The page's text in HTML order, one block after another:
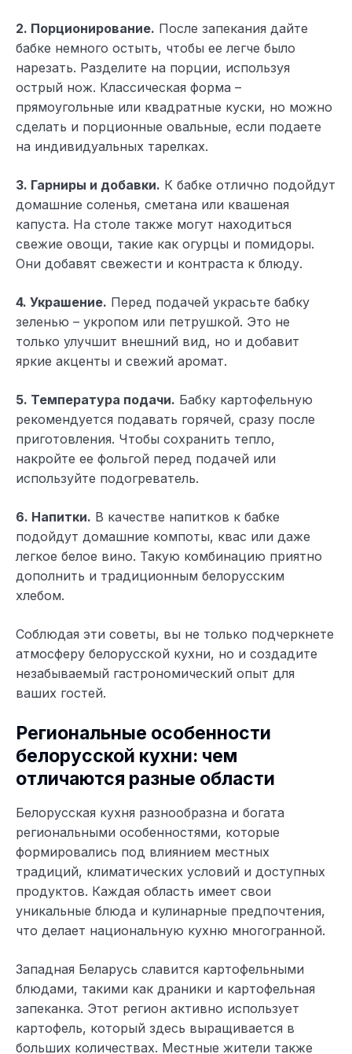
2. Порционирование. После запекания дайте
бабке немного остыть, чтобы ее легче было
нарезать. Разделите на порции, используя
острый нож. Классическая форма –
прямоугольные или квадратные куски, но можно
сделать и порционные овальные, если подаете
на индивидуальных тарелках.
3. Гарниры и добавки. К бабке отлично подойдут
домашние соленья, сметана или квашеная
капуста. На столе также могут находиться
свежие овощи, такие как огурцы и помидоры.
Они добавят свежести и контраста к блюду.
4. Украшение. Перед подачей украсьте бабку
зеленью – укропом или петрушкой. Это не
только улучшит внешний вид, но и добавит
яркие акценты и свежий аромат.
5. Температура подачи. Бабку картофельную
рекомендуется подавать горячей, сразу после
приготовления. Чтобы сохранить тепло,
накройте ее фольгой перед подачей или
используйте подогреватель.
6. Напитки. В качестве напитков к бабке
подойдут домашние компоты, квас или даже
легкое белое вино. Такую комбинацию приятно
дополнить и традиционным белорусским
хлебом.
Соблюдая эти советы, вы не только подчеркнете
атмосферу белорусской кухни, но и создадите
незабываемый гастрономический опыт для
ваших гостей.
Региональные особенности
белорусской кухни: чем
отличаются разные области
Белорусская кухня разнообразна и богата
региональными особенностями, которые
формировались под влиянием местных
традиций, климатических условий и доступных
продуктов. Каждая область имеет свои
уникальные блюда и кулинарные предпочтения,
что делает национальную кухню многогранной.
Западная Беларусь славится картофельными
блюдами, такими как драники и картофельная
запеканка. Этот регион активно использует
картофель, который здесь выращивается в
больших количествах. Местные жители также